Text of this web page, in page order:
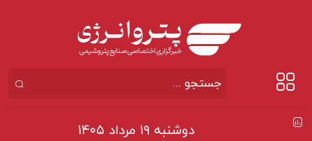
دوشنبه ۱۹ مرداد ۱۴۰۵